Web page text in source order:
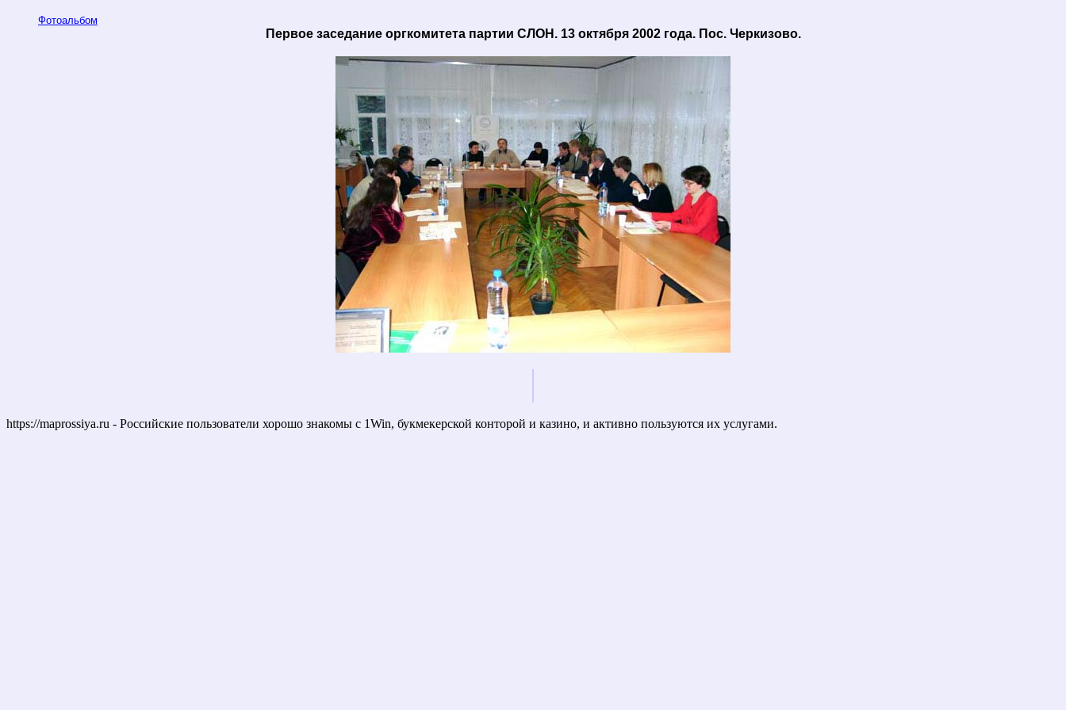
Фотоальбом
Первое заседание оргкомитета партии СЛОН. 13 октября 2002 года. Пос. Черкизово.
https://maprossiya.ru - Российские пользователи хорошо знакомы с 1Win, букмекерской конторой и казино, и активно пользуются их услугами.